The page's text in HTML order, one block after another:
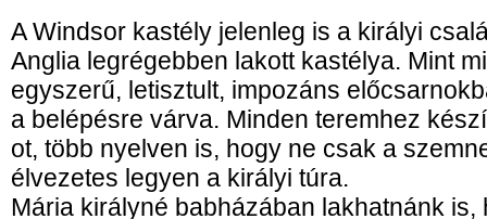
A Windsor kastély jelenleg is a királyi
Anglia legrégebben lakott kastélya. Mint
egyszerű, letisztult, impozáns
a belépésre várva. Minden teremhez
ot, több nyelven is, hogy ne csak a
élvezetes legyen a királyi túra.
Mária királyné babházában lakhatnánk is,